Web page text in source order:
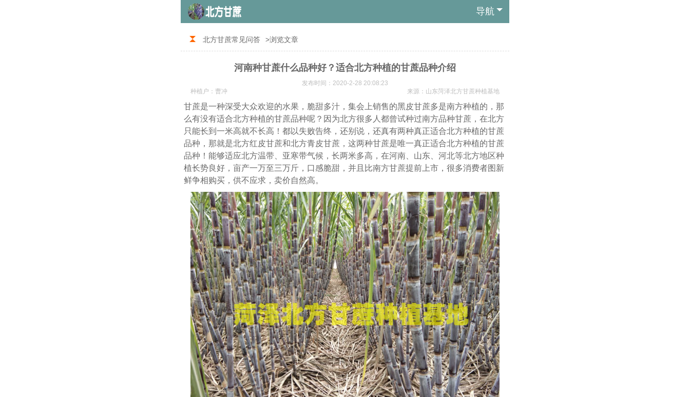
导航
北方甘蔗常见问答 >浏览文章
河南种甘蔗什么品种好？适合北方种植的甘蔗品种介绍
发布时间：2020-2-28 20:08:23
来源：山东菏泽北方甘蔗种植基地
种植户：曹冲
甘蔗是一种深受大众欢迎的水果，脆甜多汁，集会上销售的黑皮甘蔗多是南方种植的，那
么有没有适合北方种植的甘蔗品种呢？因为北方很多人都曾试种过南方品种甘蔗，在北方
只能长到一米高就不长高！都以失败告终，还别说，还真有两种真正适合北方种植的甘蔗
品种，那就是北方红皮甘蔗和北方青皮甘蔗，这两种甘蔗是唯一真正适合北方种植的甘蔗
品种！能够适应北方温带、亚寒带气候，长两米多高，在河南、山东、河北等北方地区种
植长势良好，亩产一万至三万斤，口感脆甜，并且比南方甘蔗提前上市，很多消费者图新
鲜争相购买，供不应求，卖价自然高。